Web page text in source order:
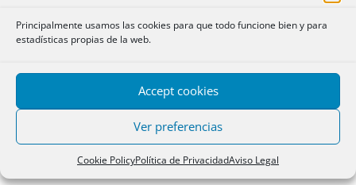
Principalmente usamos las cookies para que todo funcione bien y para
estadísticas propias de la web.
Accept cookies
Ver preferencias
Cookie PolicyPolítica de PrivacidadAviso Legal
obviamente, ello debe ser susceptible de justificación ante
la administración tributaria.
Si el valor de lo donado excede de 4.000 euros,
que proceda la donación del mismo donante, se realice en
una o varias entregas, la adquisicióndeberá efectuarse en
documento público, o formalizarse de este modo dentro
del plazo de declaración del impuesto. Al respecto: